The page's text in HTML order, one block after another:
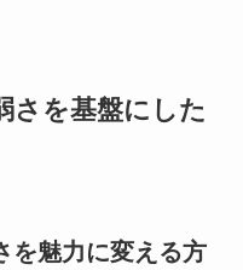
さを基盤にした
を魅力に変える方